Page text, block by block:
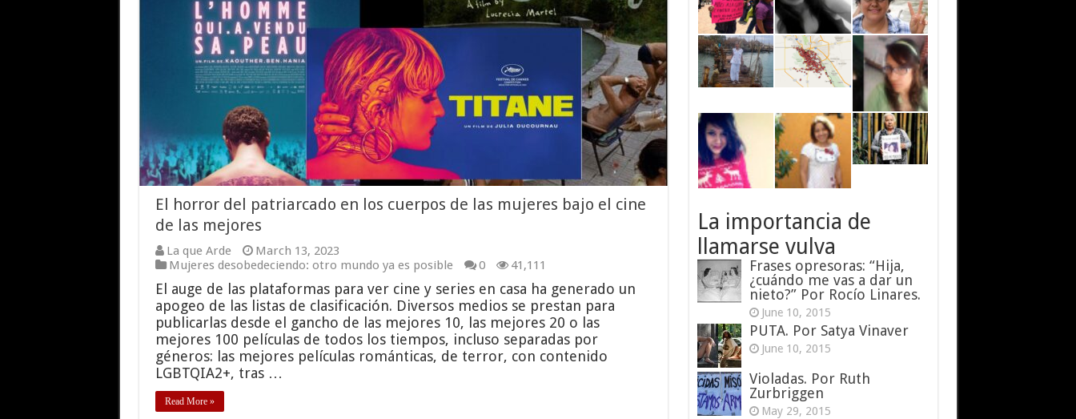
El horror del patriarcado en los cuerpos de las mujeres bajo el cine
de las mejores
La que Arde
March 13, 2023
Mujeres desobedeciendo: otro mundo ya es posible
0 41,111
El auge de las plataformas para ver cine y series en casa ha generado un
apogeo de las listas de clasificación. Diversos medios se prestan para
publicarlas desde el gancho de las mejores 10, las mejores 20 o las
mejores 100 películas de todos los tiempos, incluso separadas por
géneros: las mejores películas románticas, de terror, con contenido
LGBTQIA2+, tras …
Read More »
La importancia de
llamarse vulva
Frases opresoras: “Hija,
¿cuándo me vas a dar un
nieto?” Por Rocío Linares.
June 10, 2015
PUTA. Por Satya Vinaver
June 10, 2015
Violadas. Por Ruth
Zurbriggen
May 29, 2015